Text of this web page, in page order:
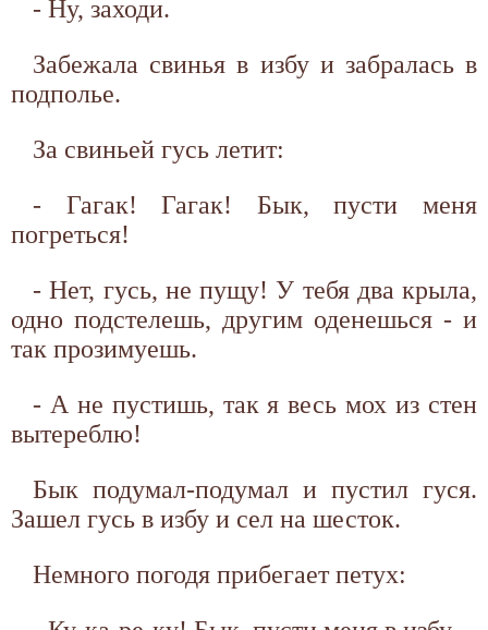
- Ну, заходи.
Забежала свинья в избу и забралась в
подполье.
За свиньей гусь летит:
- Гагак! Гагак! Бык, пусти меня
погреться!
- Нет, гусь, не пущу! У тебя два крыла,
одно подстелешь, другим оденешься - и
так прозимуешь.
- А не пустишь, так я весь мох из стен
вытереблю!
Бык подумал-подумал и пустил гуся.
Зашел гусь в избу и сел на шесток.
Немного погодя прибегает петух: